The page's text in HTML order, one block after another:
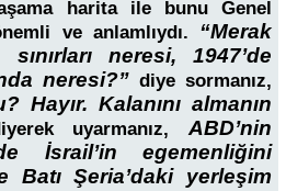
harita ile bunu Genel
ve anlamlıydı. “Merak
neresi, 1947’de
neresi?” diye sormanız,
Hayır. Kalanını almanın
uyarmanız,ABD’nin
İsrail’in egemenliğini
Batı Şeria’daki yerleşim